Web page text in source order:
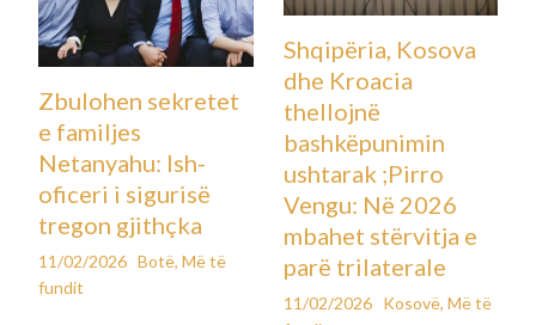
Zbulohen sekretet
e familjes
Netanyahu: Ish-
oficeri i sigurisë
tregon gjithçka
11/02/2026 Botë,Më të
fundit
Shqipëria, Kosova
dhe Kroacia
thellojnë
bashkëpunimin
ushtarak ;Pirro
Vengu: Në 2026
mbahet stërvitja e
parë trilaterale
11/02/2026 Kosovë, Më të